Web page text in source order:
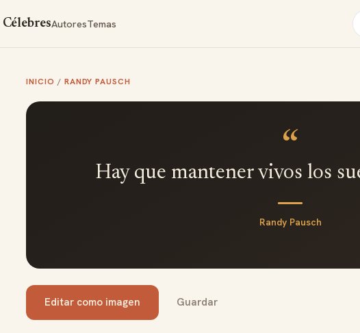
AutoresTemas
INICIO / RANDY PAUSCH
“
Hay que mantener vivos los
Randy Pausch
Editar como imagen Guardar